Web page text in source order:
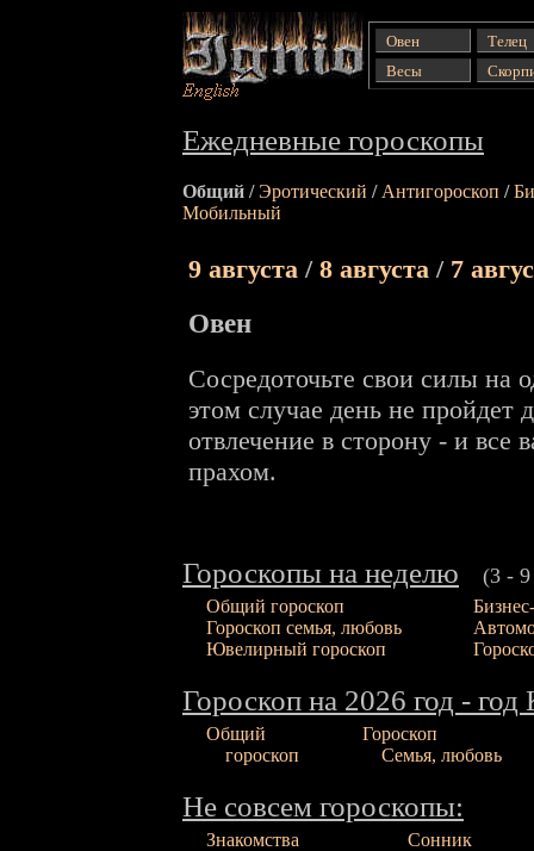
Гороскопы от Ignio:
Ежедневные (общий,
эротический и др.),
еженедельные
гороскопы...
Овен
Телец
Весы
Ежедневные гороскопы
Общий /Эротический / Антигороскоп /
Мобильный
9 августа / 8 августа / 7
Овен
Сосредоточьте свои силы на
этом случае день не
отвлечение в сторону - и все
прахом.
Гороскопы на неделю (3 - 9
Общий гороскоп
Гороскоп семья, любовь
Ювелирный гороскоп
Гороскоп на 2026 год -
Общий
гороскоп
Гороскоп
Семья, любовь
Не совсем гороскопы:
Знакомства Сонник